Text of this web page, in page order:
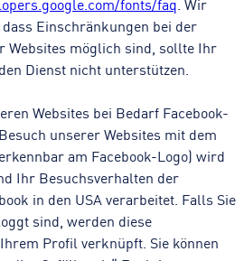
Einschränkungen bei der
Websites möglich sind, sollte Ihr
Dienst nicht unterstützen.
Websites bei Bedarf Facebook-
unserer Websites mit dem
am Facebook-Logo) wird
Ihr Besuchsverhalten der
in den USA verarbeitet. Falls Sie
sind, werden diese
Profil verknüpft. Sie können